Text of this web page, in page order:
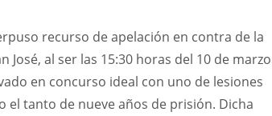
recurso de apelación en contra de la
al ser las 15:30 horas del 10 de
en concurso ideal con uno de lesiones
el tanto de nueve años de prisión. Dicha